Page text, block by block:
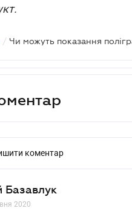
/ Чи можуть показання
коментар
Базавлук
2020